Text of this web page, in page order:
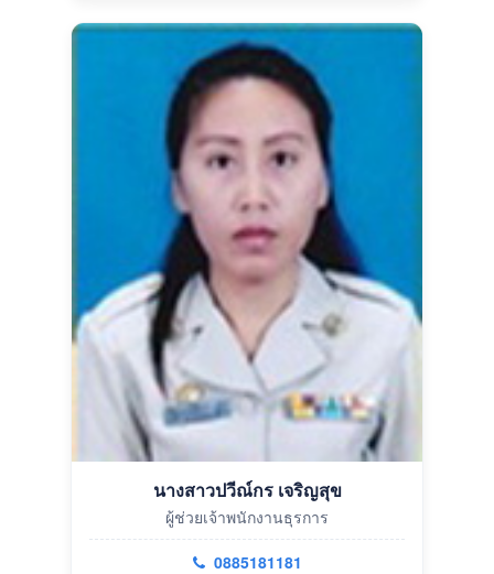
นางสาวปวีณ์กร เจริญสุข
ผู้ช่วยเจ้าพนักงานธุรการ
0885181181